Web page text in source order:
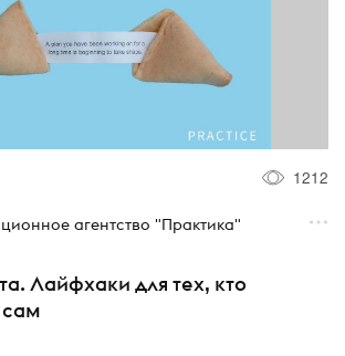
1212
агентство "Практика"
Лайфхаки для тех, кто
сам